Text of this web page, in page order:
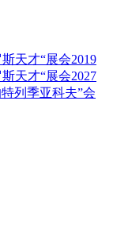
天才“展会2019
天才“展会2027
列季亚科夫”会